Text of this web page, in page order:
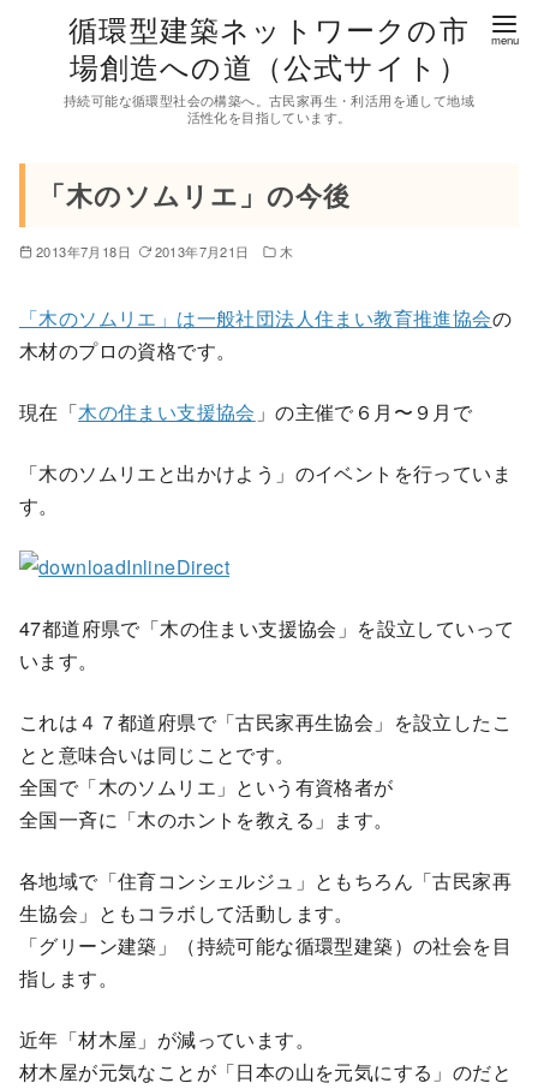
循環型建築ネットワークの市
場創造への道（公式サイト）
持続可能な循環型社会の構築へ。古民家再生・利活用を通して地域
活性化を目指しています。
「木のソムリエ」の今後
2013年7月18日 2013年7月21日 木
「木のソムリエ」は一般社団法人住まい教育推進協会の
木材のプロの資格です。
現在「木の住まい支援協会 」の主催で６月〜９月で
「木のソムリエと出かけよう」のイベントを行っていま
す。
47都道府県で「木の住まい支援協会」を設立していって
います。
これは４７都道府県で「古民家再生協会」を設立したこ
とと意味合いは同じことです。
全国で「木のソムリエ」という有資格者が
全国一斉に「木のホントを教える」ます。
各地域で「住育コンシェルジュ」ともちろん「古民家再
生協会」ともコラボして活動します。
「グリーン建築」（持続可能な循環型建築）の社会を目
指します。
近年「材木屋」が減っています。
材木屋が元気なことが「日本の山を元気にする」のだと